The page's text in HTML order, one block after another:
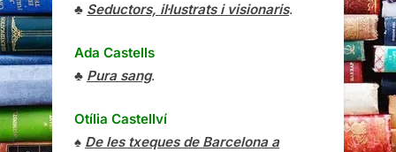
♣ Seductors, il·lustrats i visionaris.
Ada Castells
♣ Pura sang.
Otília Castellví
♠ De les txeques de Barcelona a